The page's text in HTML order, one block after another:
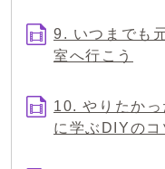
9. いつまでも
室へ行こう
10. やりたか
に学ぶDIYのコ